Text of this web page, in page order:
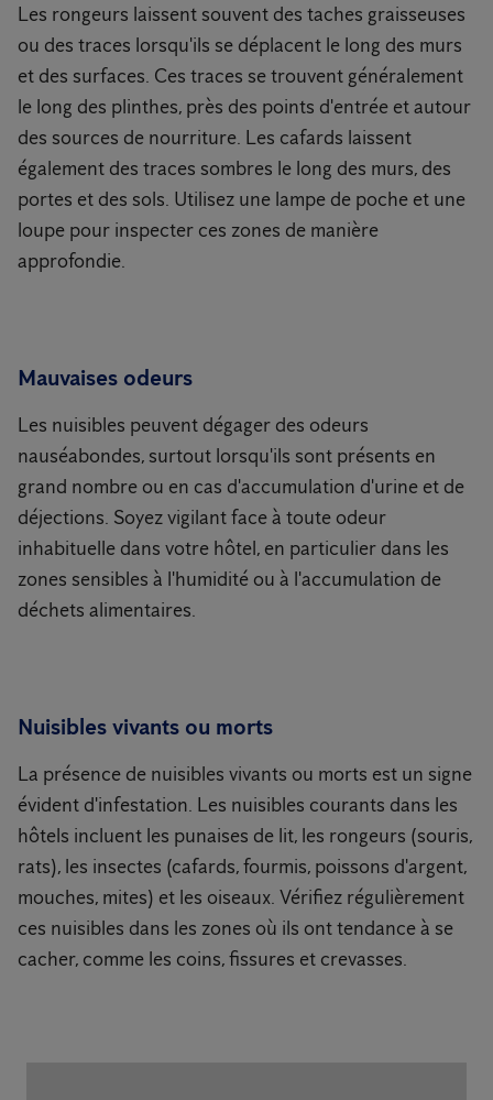
Les rongeurs laissent souvent des taches graisseuses
ou des traces lorsqu'ils se déplacent le long des murs
et des surfaces. Ces traces se trouvent généralement
le long des plinthes, près des points d'entrée et autour
des sources de nourriture. Les cafards laissent
également des traces sombres le long des murs, des
portes et des sols. Utilisez une lampe de poche et une
loupe pour inspecter ces zones de manière
approfondie.
Mauvaises odeurs
Les nuisibles peuvent dégager des odeurs
nauséabondes, surtout lorsqu'ils sont présents en
grand nombre ou en cas d'accumulation d'urine et de
déjections. Soyez vigilant face à toute odeur
inhabituelle dans votre hôtel, en particulier dans les
zones sensibles à l'humidité ou à l'accumulation de
déchets alimentaires.
Nuisibles vivants ou morts
La présence de nuisibles vivants ou morts est un signe
évident d'infestation. Les nuisibles courants dans les
hôtels incluent les punaises de lit, les rongeurs (souris,
rats), les insectes (cafards, fourmis, poissons d'argent,
mouches, mites) et les oiseaux. Vérifiez régulièrement
ces nuisibles dans les zones où ils ont tendance à se
cacher, comme les coins, fissures et crevasses.